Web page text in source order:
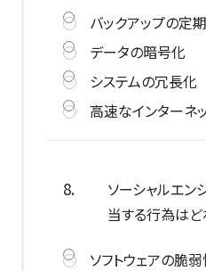
バックアップの定
データの暗号化
システムの冗長化
高速なインターネ
8.
ソーシャルエン
当する行為はど
ソフトウェアの脆